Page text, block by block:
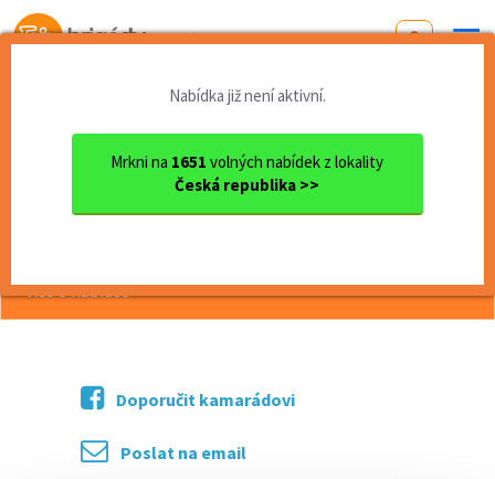
Od první brigády
Nabídka již není aktivní.
Mrkni na 1651 volných nabídek z lokality
Česká republika >>
Liberecký kraj okres Liberec
servírka/číšník - brigáda
servírka/číšník - brigáda
více o nabídce >>
Doporučit kamarádovi
Poslat na email